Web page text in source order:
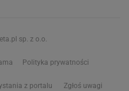
sp. z o.o.
Polityka prywatności
z portalu Zgłoś uwagi